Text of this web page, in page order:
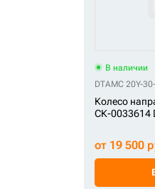
В наличии
DTAMC 20Y-
Колесо
СК-0033614
от 19 500